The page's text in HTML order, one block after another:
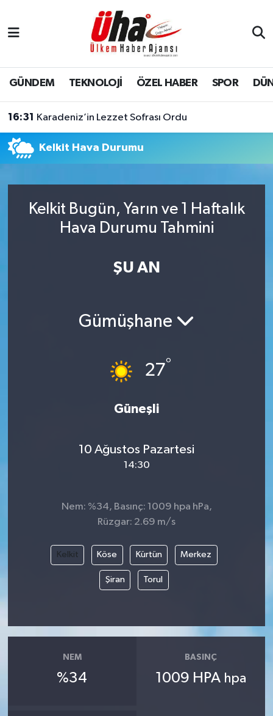
GÜNDEM TEKNOLOJİ ÖZEL HABER SPOR
16:31 Karadeniz’in Lezzet Sofrası Ordu
Kelkit Hava Durumu
Kelkit Bugün, Yarın ve 1 Haftalık
Hava Durumu Tahmini
ŞU AN
Gümüşhane
27°
Güneşli
10 Ağustos Pazartesi
14:30
Nem: %34, Basınç: 1009 hpa hPa,
Rüzgar: 2.69 m/s
Kelkit Köse Kürtün Merkez
Şiran Torul
NEM
%34
BASINÇ
1009 HPA hpa
İstanbul Nöbetçi Eczaneler
İstanbul Hava Durumu
Tüm Manşetler
Son Dakika Haberleri